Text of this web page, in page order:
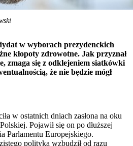
w wyborach prezydenckich
kłopoty zdrowotne. Jak przyznał
zmaga się z odklejeniem siatkówki
że nie będzie mógł
w ostatnich dniach zasłona na oku
Pojawił się on po dłuższej
Parlamentu Europejskiego.
polityka wzbudził od razu